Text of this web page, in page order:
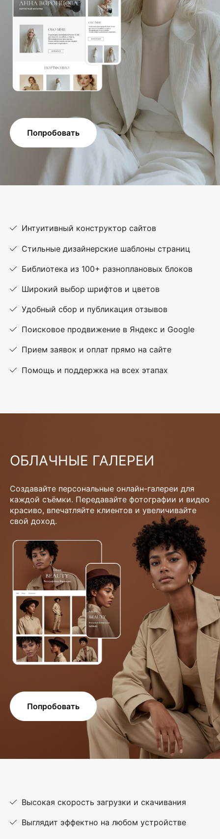
Попробовать
Интуитивный конструктор сайтов
Стильные дизайнерские шаблоны страниц
Библиотека из 100+ разноплановых блоков
Широкий выбор шрифтов и цветов
Удобный сбор и публикация отзывов
Поисковое продвижение в Яндекс и Google
Прием заявок и оплат прямо на сайте
Помощь и поддержка на всех этапах
ОБЛАЧНЫЕ ГАЛЕРЕИ
Создавайте персональные онлайн-галереи для
каждой съёмки. Передавайте фотографии и видео
красиво, впечатляйте клиентов и увеличивайте
свой доход.
Попробовать
Высокая скорость загрузки и скачивания
Выглядит эффектно на любом устройстве